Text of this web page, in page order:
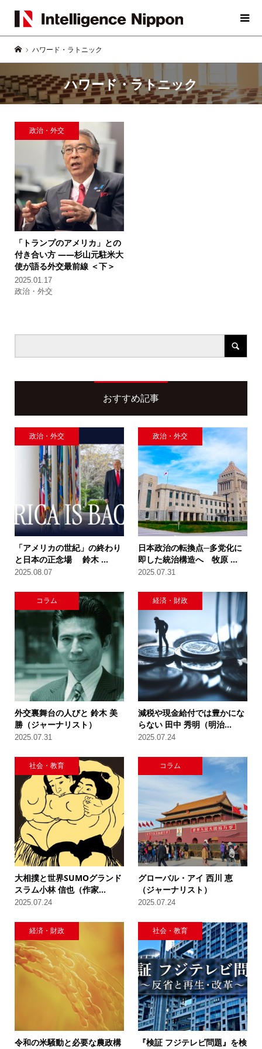
ハワード・ラトニック
ハワード・ラトニック
政治・外交
「トランプのアメリカ」との
付き合い方 ――杉山元駐米大
使が語る外交最前線 ＜下＞
2025.01.17
政治・外交
おすすめ記事
政治・外交
「アメリカの世紀」の終わり
と日本の正念場 鈴木 ...
2025.08.07
政治・外交
日本政治の転換点─多党化に
即した統治構造へ 牧原 ...
2025.07.31
コラム
外交裏舞台の人びと 鈴木 美
勝（ジャーナリスト）
2025.07.31
経済・財政
減税や現金給付では豊かにな
らない 田中 秀明（明治...
2025.07.24
社会・教育
大相撲と世界SUMOグランド
スラム小林 信也（作家...
2025.07.24
コラム
グローバル・アイ 西川 恵
（ジャーナリスト）
2025.07.24
経済・財政
令和の米騒動と必要な農政構
社会・教育
『検証 フジテレビ問題』を検